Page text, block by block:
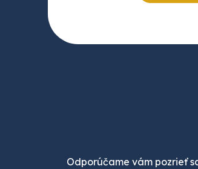
Odporúčame vám pozrieť